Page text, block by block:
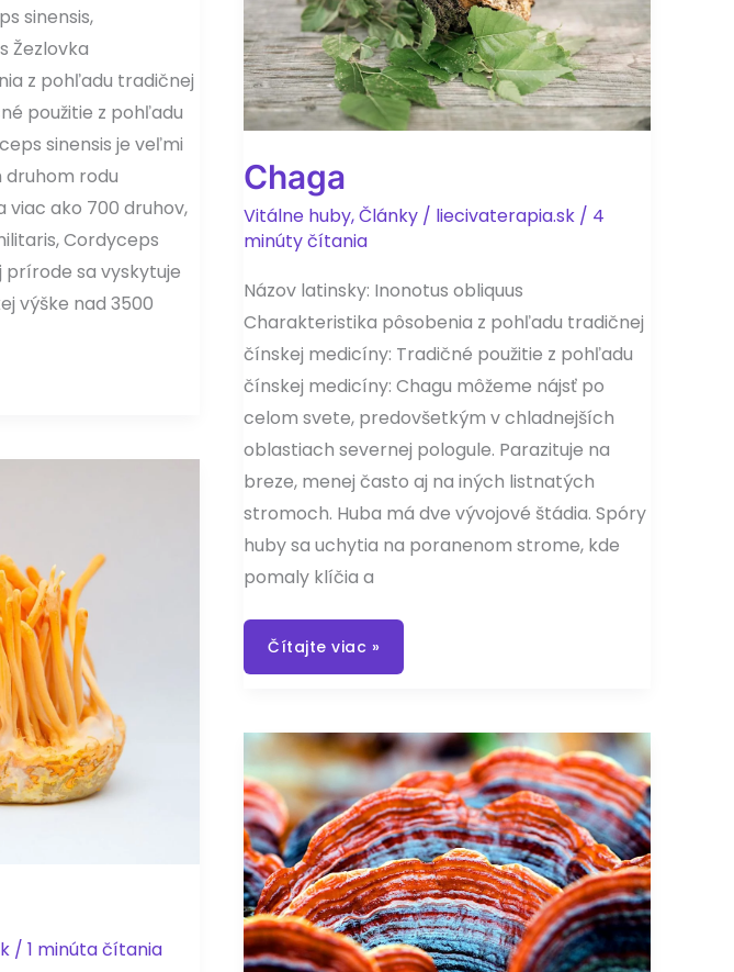
sinensis,
Žezlovka
z pohľadu tradičnej
použitie z pohľadu
sinensis je veľmi
rodu
viac ako 700 druhov,
Cordyceps
prírode sa vyskytuje
výške nad 3500
Chaga
Vitálne huby,Články / liecivaterapia.sk / 4
minúty čítania
Názov latinsky: Inonotus obliquus
Charakteristika pôsobenia z pohľadu tradičnej
čínskej medicíny: Tradičné použitie z pohľadu
čínskej medicíny: Chagu môžeme nájsť po
celom svete, predovšetkým v chladnejších
oblastiach severnej pologule. Parazituje na
breze, menej často aj na iných listnatých
stromoch. Huba má dve vývojové štádia. Spóry
huby sa uchytia na poranenom strome, kde
pomaly klíčia a
Chaga
Čítajte viac »
/ 1 minúta čítania